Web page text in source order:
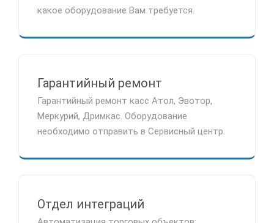
какое оборудование Вам требуется.
Гарантийный ремонт
Гарантийный ремонт касс Атол, Эвотор,
Меркурий, Дримкас. Оборудование
необходимо отправить в Сервисный центр.
Отдел интеграций